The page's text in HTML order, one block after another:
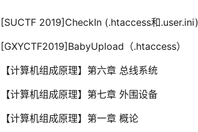
[SUCTF 2019]CheckIn (.htaccess和.user.ini)
[GXYCTF2019]BabyUpload（.htaccess）
【计算机组成原理】第六章 总线系统
【计算机组成原理】第七章 外围设备
【计算机组成原理】第一章 概论